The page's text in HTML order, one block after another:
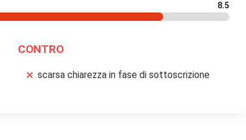
8.5
CONTRO
scarsa chiarezza in fase di sottoscrizione